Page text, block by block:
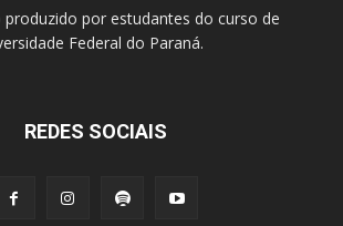
produzido por estudantes do curso de
Federal do Paraná.
REDES SOCIAIS